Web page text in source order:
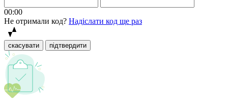
00:00
Не отримали код? Надіслати код ще раз
скасувати підтвердити